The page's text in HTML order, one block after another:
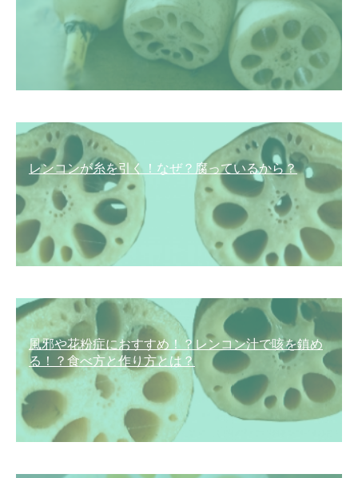
レンコンが糸を引く！なぜ？腐っているから？
風邪や花粉症におすすめ！？レンコン汁で咳を鎮め
る！？食べ方と作り方とは？